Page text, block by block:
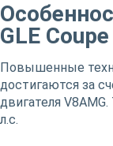
GLE
Повышенные
достигаются за
двигателя
л.с.